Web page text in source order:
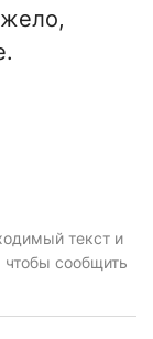
текст и
чтобы сообщить